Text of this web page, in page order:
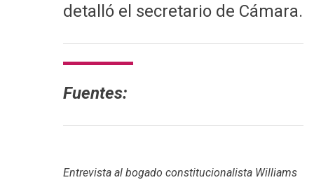
detalló el secretario de Cámara.
Fuentes:
Entrevista al bogado constitucionalista Williams